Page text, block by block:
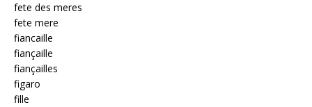
fete des meres
fete mere
fiancaille
fiançaille
fiançailles
figaro
fille